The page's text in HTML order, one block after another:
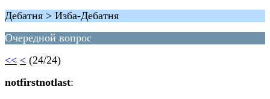
Дебатня > Изба-Дебатня
Очередной вопрос
<< < (24/24)
notfirstnotlast: